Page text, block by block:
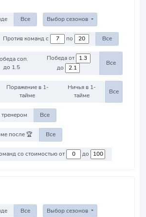
Все Выбор сезонов
Против команд с по Все
соп.
до 1.5
Победа от
до
Все
Поражение в 1-
тайме
Ничья в 1-
тайме
Все
Все
после 🏆 Все
Против команд со стоимостью от до
Все Выбор сезонов